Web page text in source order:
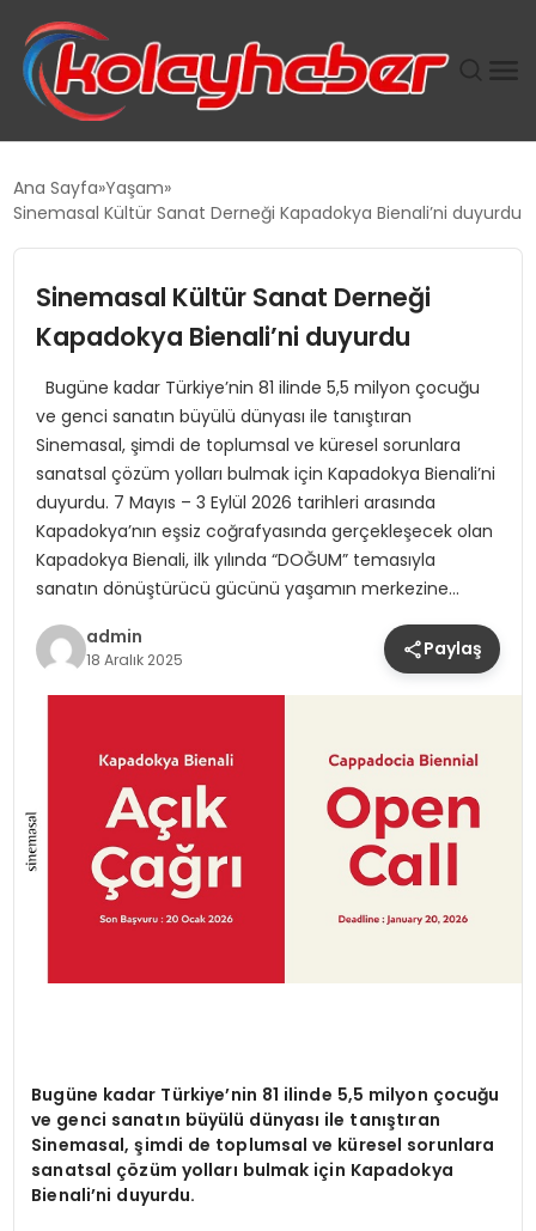
TANYER YAPI ZEMIN MÜHENDISLIĞINDE HEDEF
BÜYÜTTÜ
TOROSLAR’DA PAZAR GERGİNLİĞİ!
Ana Sayfa Yaşam
Sinemasal Kültür Sanat Derneği Kapadokya Bienali’ni duyurdu
Sinemasal Kültür Sanat Derneği
Kapadokya Bienali’ni duyurdu
Bugüne kadar Türkiye’nin 81 ilinde 5,5 milyon çocuğu
ve genci sanatın büyülü dünyası ile tanıştıran
Sinemasal, şimdi de toplumsal ve küresel sorunlara
sanatsal çözüm yolları bulmak için Kapadokya Bienali’ni
duyurdu. 7 Mayıs – 3 Eylül 2026 tarihleri arasında
Kapadokya’nın eşsiz coğrafyasında gerçekleşecek olan
Kapadokya Bienali, ilk yılında “DOĞUM” temasıyla
sanatın dönüştürücü gücünü yaşamın merkezine…
admin
18 Aralık 2025 Paylaş
Bugüne kadar Türkiye’nin 81 ilinde 5,5 milyon çocuğu
ve genci sanatın büyülü dünyası ile tanıştıran
Sinemasal, şimdi de toplumsal ve küresel sorunlara
sanatsal çözüm yolları bulmak için Kapadokya
Bienali’ni duyurdu.